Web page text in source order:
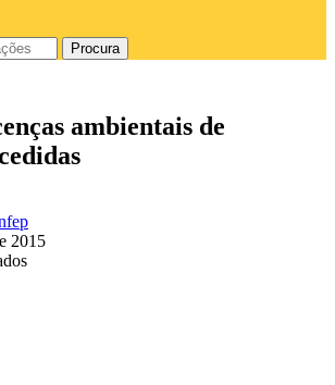
Procura
ambientais de
2015
em